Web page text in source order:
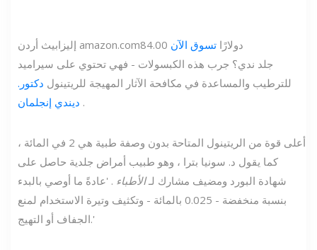
إليزابيث أردن amazon.com 84.00 دولارًا تسوق الآن
جلد ندي؟ جرب هذه الكبسولات - فهي تحتوي على سيراميد
للترطيب والمساعدة في مكافحة الآثار المهيجة للريتينول دكتور.
ديندي إنجلمان .
أعلى قوة من الريتينول المتاحة بدون وصفة طبية هي 2 في المائة ،
كما يقول د. سونيا بترا ، وهو طبيب أمراض جلدية حاصل على
شهادة البورد ومضيف مشارك لـالأطباء . 'عادةً ما أوصي بالبدء
بنسبة منخفضة - 0.025 بالمائة - وتكثيف وتيرة الاستخدام لمنع
الجفاف أو التهيج.'